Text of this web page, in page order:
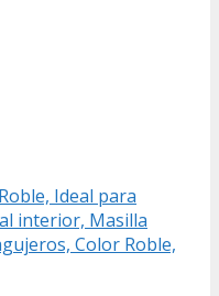
Ideal para
interior, Masilla
Color Roble,